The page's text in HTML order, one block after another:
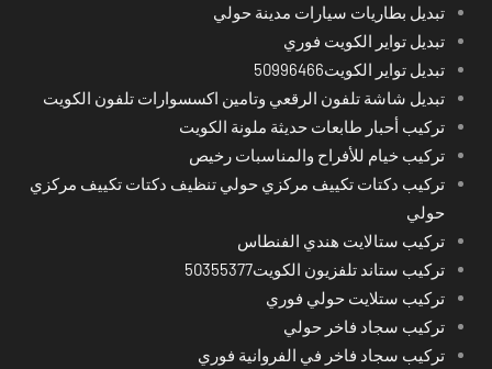
تبديل بطاريات سيارات مدينة حولي
تبديل تواير الكويت فوري
تبديل تواير الكويت50996466
تبديل شاشة تلفون الرقعي وتامين اكسسوارات تلفون الكويت
تركيب أحبار طابعات حديثة ملونة الكويت
تركيب خيام للأفراح والمناسبات رخيص
تركيب دكتات تكييف مركزي حولي تنظيف دكتات تكييف مركزي
حولي
تركيب ستالايت هندي الفنطاس
تركيب ستاند تلفزيون الكويت50355377
تركيب ستلايت حولي فوري
تركيب سجاد فاخر حولي
تركيب سجاد فاخر في الفروانية فوري